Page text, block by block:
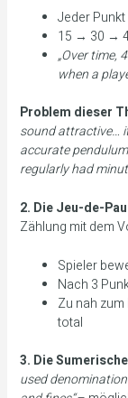
Jeder
15 → 30 →
„Over time,
when a
Problem dieser
sound attractive…
accurate
regularly had
2. Die Jeu-de-
Zählung mit dem
Spieler
Nach 3
Zu nah
total
3. Die
used